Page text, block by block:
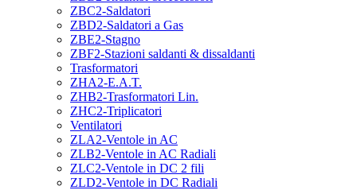
ZBC2-Saldatori
ZBD2-Saldatori a Gas
ZBE2-Stagno
ZBF2-Stazioni saldanti & dissaldanti
Trasformatori
ZHA2-E.A.T.
ZHB2-Trasformatori Lin.
ZHC2-Triplicatori
Ventilatori
ZLA2-Ventole in AC
ZLB2-Ventole in AC Radiali
ZLC2-Ventole in DC 2 fili
ZLD2-Ventole in DC Radiali